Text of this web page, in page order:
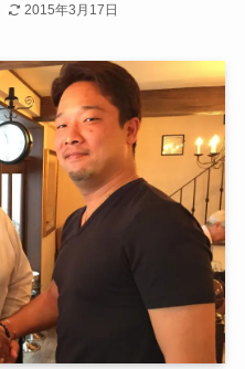
2015年3月17日